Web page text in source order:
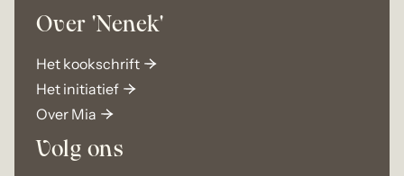
Over 'Nenek'
Het kookschrift
Het initiatief
Over Mia
Volg ons